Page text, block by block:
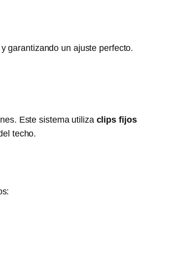
garantizando un ajuste perfecto.
Este sistema utiliza clips fijos
techo.